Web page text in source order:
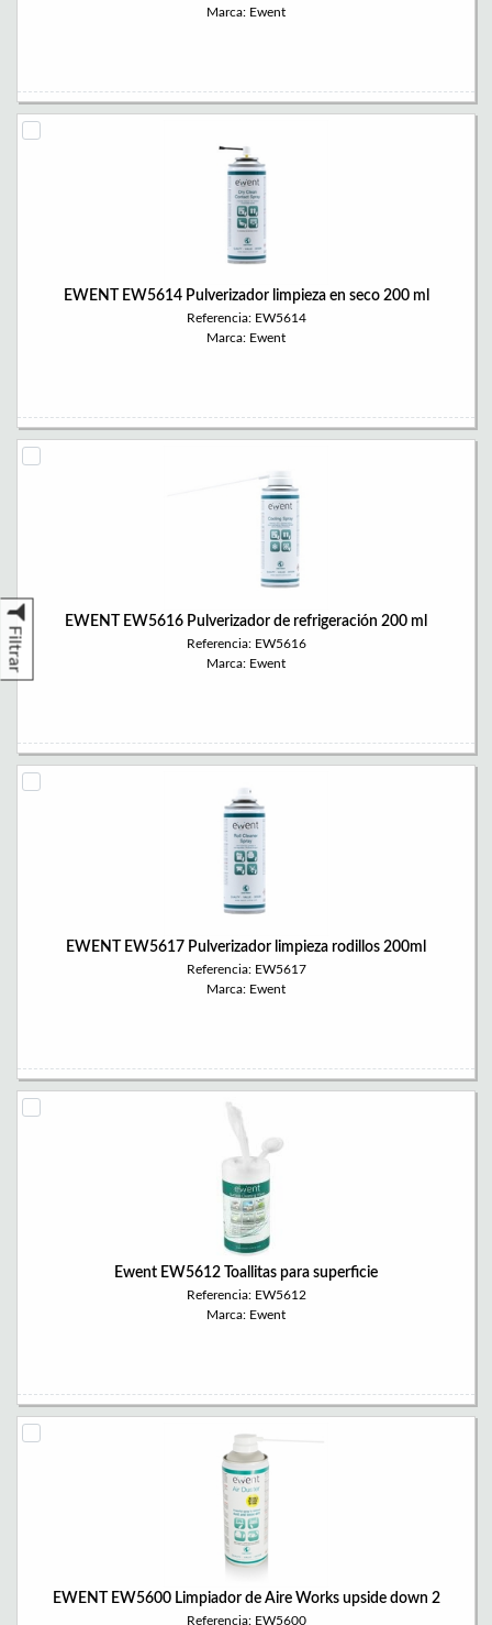
Filtrar
Marca: Ewent
EWENT EW5614 Pulverizador limpieza en seco 200 ml
Referencia: EW5614
Marca: Ewent
EWENT EW5616 Pulverizador de refrigeración 200 ml
Referencia: EW5616
Marca: Ewent
EWENT EW5617 Pulverizador limpieza rodillos 200ml
Referencia: EW5617
Marca: Ewent
Ewent EW5612 Toallitas para superficie
Referencia: EW5612
Marca: Ewent
EWENT EW5600 Limpiador de Aire Works upside down 2
Referencia: EW5600